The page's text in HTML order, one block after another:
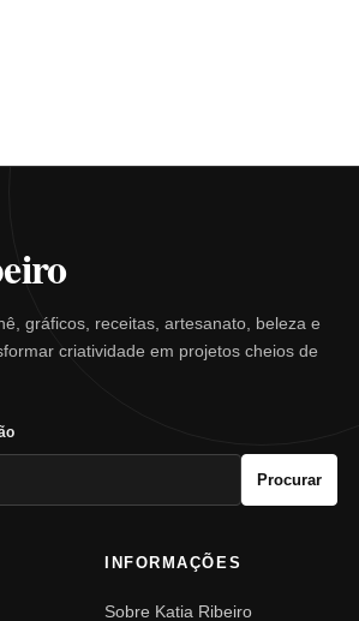
gráficos, receitas, artesanato, beleza e
criatividade em projetos cheios de
Procurar
INFORMAÇÕES
Sobre Katia Ribeiro